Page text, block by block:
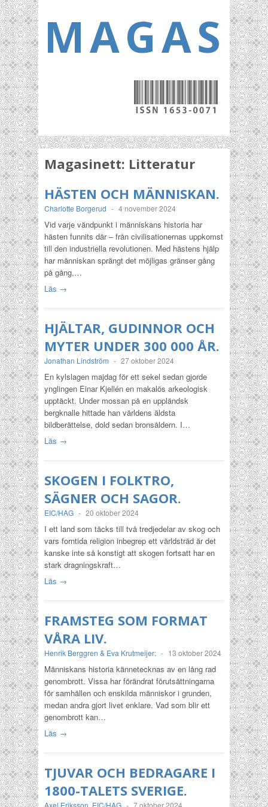
Magasinett: Litteratur
HÄSTEN OCH MÄNNISKAN.
Charlotte Borgerud - 4 november 2024
Vid varje vändpunkt i människans historia har
hästen funnits där – från civilisationernas uppkomst
till den industriella revolutionen. Med hästens hjälp
har människan sprängt det möjligas gränser gång
på gång,…
Läs →
HJÄLTAR, GUDINNOR OCH
MYTER UNDER 300 000 ÅR.
Jonathan Lindström - 27 oktober 2024
En kylslagen majdag för ett sekel sedan gjorde
ynglingen Einar Kjellén en makalös arkeologisk
upptäckt. Under mossan på en uppländsk
bergknalle hittade han världens äldsta
bildberättelse, dold sedan bronsåldern. I…
Läs →
SKOGEN I FOLKTRO,
SÄGNER OCH SAGOR.
EIC/HAG - 20 oktober 2024
I ett land som täcks till två tredjedelar av skog och
vars forntida religion inbegrep ett världsträd är det
kanske inte så konstigt att skogen fortsatt har en
stark dragningskraft…
Läs →
FRAMSTEG SOM FORMAT
VÅRA LIV.
Henrik Berggren & Eva Krutmeijer: - 13 oktober 2024
Människans historia kännetecknas av en lång rad
genombrott. Vissa har förändrat förutsättningarna
för samhällen och enskilda människor i grunden,
medan andra gjort livet enklare. Vad som blir ett
genombrott kan…
Läs →
TJUVAR OCH BEDRAGARE I
1800-TALETS SVERIGE.
Axel Eriksson, EIC/HAG - 7 oktober 2024